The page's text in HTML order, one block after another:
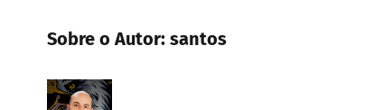
Sobre o Autor: santos